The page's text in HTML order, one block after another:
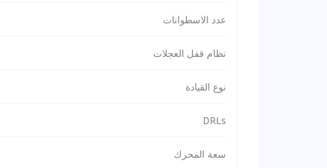
عدد الاسطوانات
نظام قفل العجلات
نوع القيادة
DRLs
سعة المحرك